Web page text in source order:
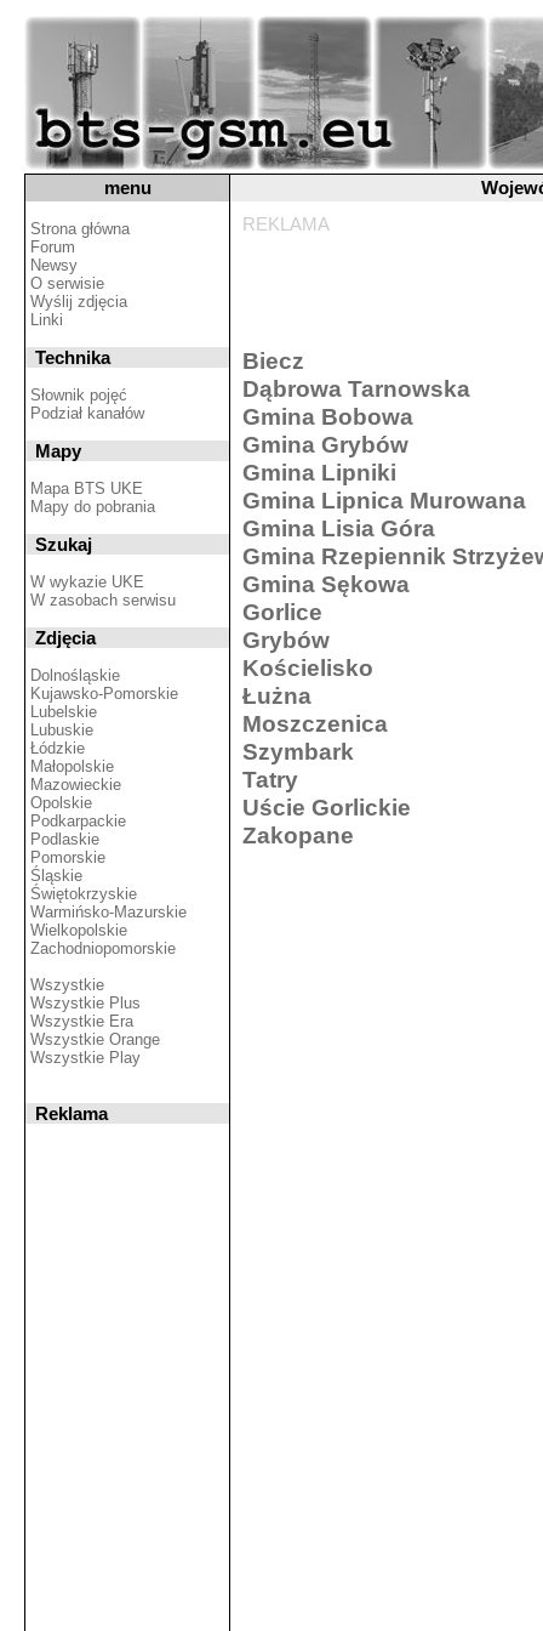
REKLAMA
Biecz
Dąbrowa Tarnowska
Gmina Bobowa
Gmina Grybów
Gmina Lipniki
Gmina Lipnica Murowana
Gmina Lisia Góra
Gmina Rzepiennik
Gmina Sękowa
Gorlice
Grybów
Kościelisko
Łużna
Moszczenica
Szymbark
Tatry
Uście Gorlickie
Zakopane
menu
Strona główna
Forum
Newsy
O serwisie
Wyślij zdjęcia
Linki
Technika
Słownik pojęć
Podział kanałów
Mapy
Mapa BTS UKE
Mapy do pobrania
Szukaj
W wykazie UKE
W zasobach serwisu
Zdjęcia
Dolnośląskie
Kujawsko-Pomorskie
Lubelskie
Lubuskie
Łódzkie
Małopolskie
Mazowieckie
Opolskie
Podkarpackie
Podlaskie
Pomorskie
Śląskie
Świętokrzyskie
Warmińsko-Mazurskie
Wielkopolskie
Zachodniopomorskie
Wszystkie
Wszystkie Plus
Wszystkie Era
Wszystkie Orange
Wszystkie Play
Reklama